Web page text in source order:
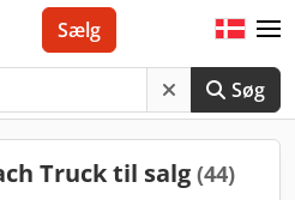
Søg
Sælg
Truck til salg (44)